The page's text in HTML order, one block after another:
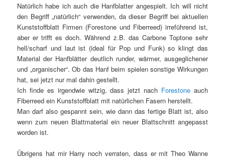
Natürlich habe ich auch die Hanfblatter angespielt. Ich will nicht
den Begriff „natürlich“ verwenden, da dieser Begriff bei aktuellen
Kunststoffblatt Firmen (Forestone und Fiberreed) irreführend ist,
aber er trifft es doch. Während z.B. das Carbone Toptone sehr
hell/scharf und laut ist (ideal für Pop und Funk) so klingt das
Material der Hanfblätter deutlich runder, wärmer, ausgeglichener
und „organischer“. Ob das Hanf beim spielen sonstige Wirkungen
hat, sei jetzt nur mal dahin gestellt.
Ich finde es irgendwie witzig, dass jetzt nach Forestone auch
Fiberreed ein Kunststoffblatt mit natürlichen Fasern herstellt.
Man darf also gespannt sein, wie dann das fertige Blatt ist, also
wenn zum neuen Blattmaterial ein neuer Blattschnitt angepasst
worden ist.
Übrigens hat mir Harry noch verraten, dass er mit Theo Wanne